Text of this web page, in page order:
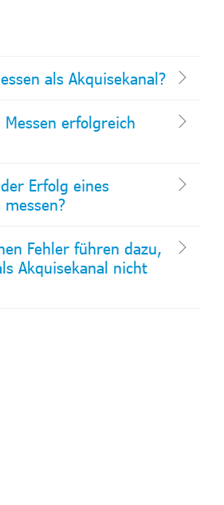
als Akquisekanal?
erfolgreich
Erfolg eines
messen?
Fehler führen dazu,
Akquisekanal nicht